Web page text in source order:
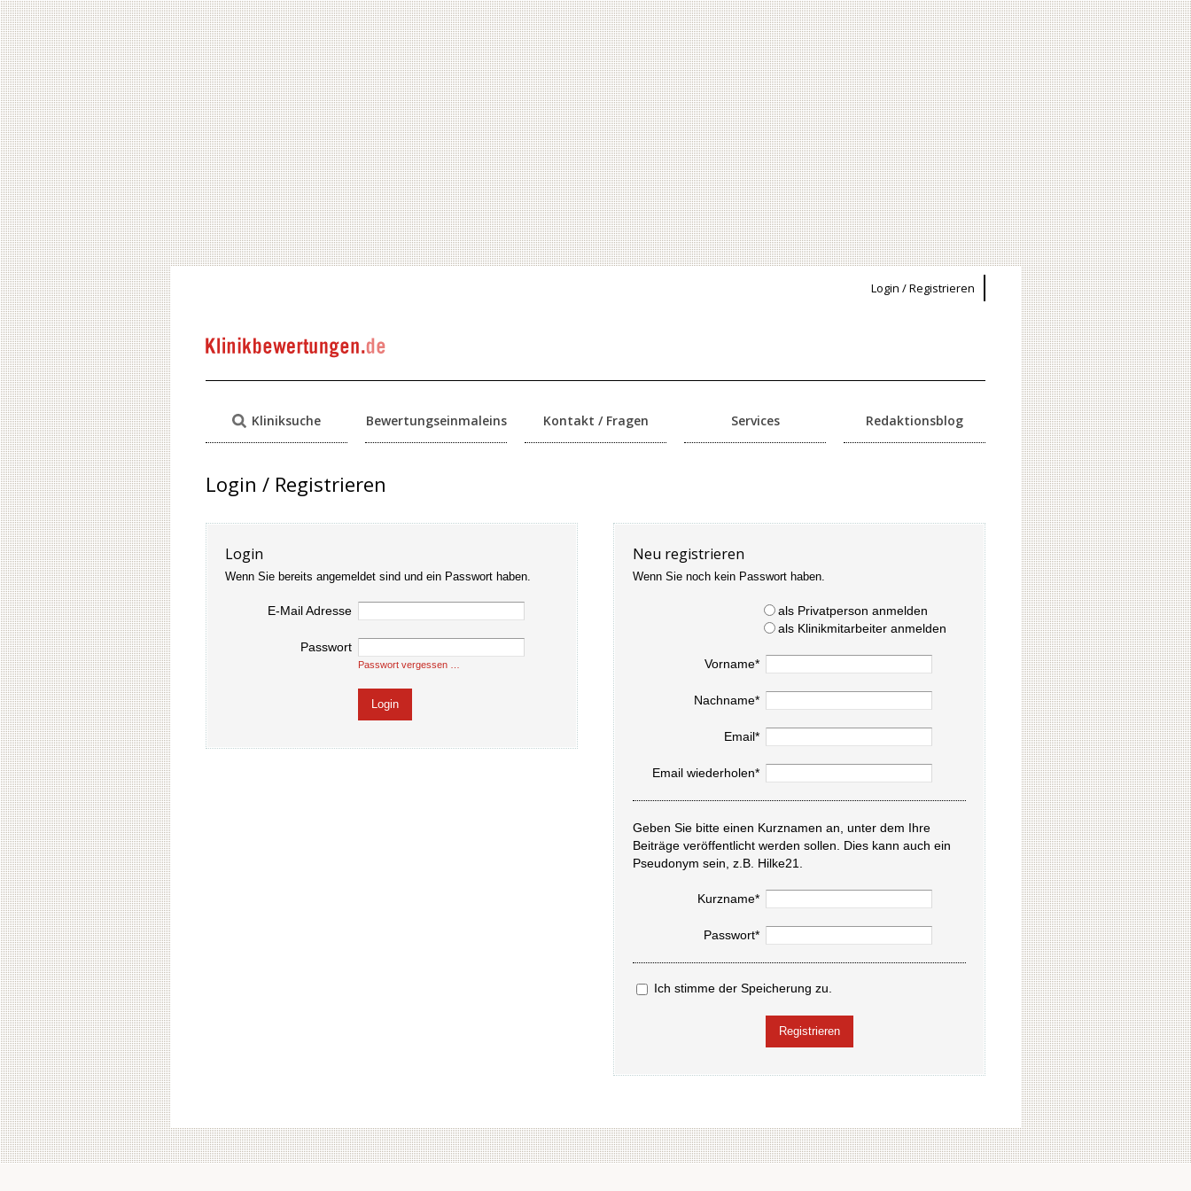
Login / Registrieren
Kliniksuche Bewertungseinmaleins Kontakt / Fragen Services Redaktionsblog
Login / Registrieren
Login
Wenn Sie bereits angemeldet sind und ein Passwort haben.
E-Mail Adresse
Passwort
Passwort vergessen …
Neu registrieren
Wenn Sie noch kein Passwort haben.
als Privatperson anmelden
als Klinikmitarbeiter anmelden
Vorname*
Nachname*
Email*
Email wiederholen*
Geben Sie bitte einen Kurznamen an, unter dem Ihre
Beiträge veröffentlicht werden sollen. Dies kann auch ein
Pseudonym sein, z.B. Hilke21.
Kurzname*
Passwort*
Ich stimme der Speicherung zu.